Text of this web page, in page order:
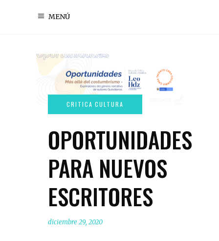
MENÚ
OPORTUNIDADES
PARA NUEVOS
ESCRITORES
diciembre 29, 2020